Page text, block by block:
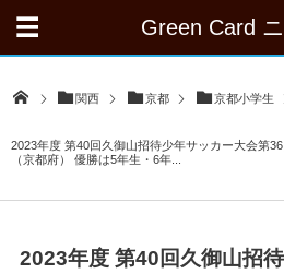
Green Card
関西 京都 京都小学生
2023年度 第40回久御山招待少年サッカー大会第
（京都府） 優勝は5年生・6年...
2023年度 第40回久御山招